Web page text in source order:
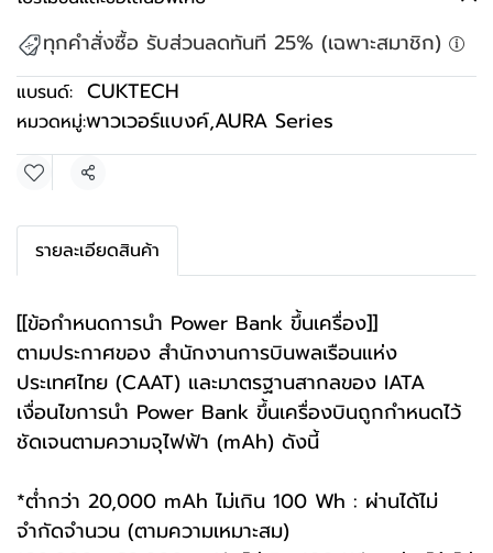
ทุกคำสั่งซื้อ รับส่วนลดทันที 25% (เฉพาะสมาชิก)
แบรนด์: CUKTECH
หมวดหมู่:พาวเวอร์แบงค์,AURA Series
แชร์
รายละเอียดสินค้า
[[ข้อกำหนดการนำ Power Bank ขึ้นเครื่อง]]
ตามประกาศของ สำนักงานการบินพลเรือนแห่ง
ประเทศไทย (CAAT) และมาตรฐานสากลของ IATA
เงื่อนไขการนำ Power Bank ขึ้นเครื่องบินถูกกำหนดไว้
ชัดเจนตามความจุไฟฟ้า (mAh) ดังนี้
*ต่ำกว่า 20,000 mAh ไม่เกิน 100 Wh : ผ่านได้ไม่
จำกัดจำนวน (ตามความเหมาะสม)